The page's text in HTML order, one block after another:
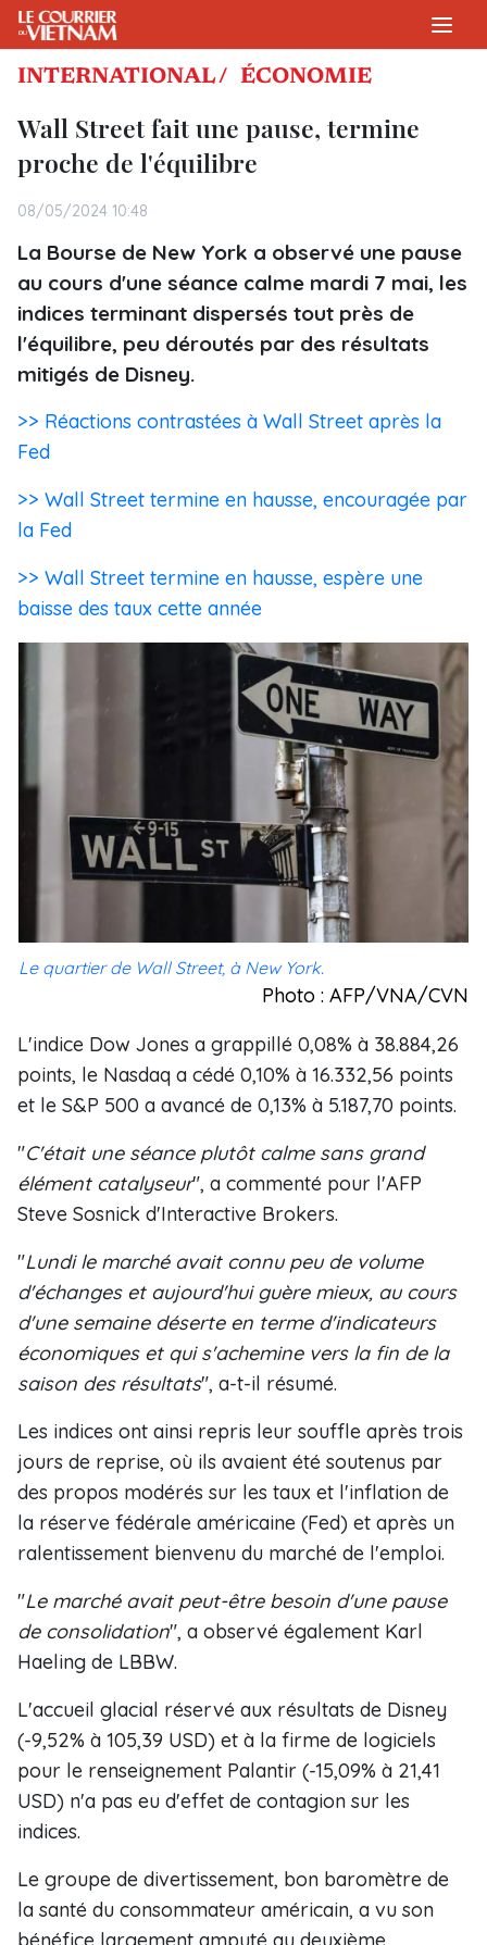
INTERNATIONAL / ÉCONOMIE
Wall Street fait une pause, termine
proche de l'équilibre
08/05/2024 10:48
La Bourse de New York a observé une pause
au cours d'une séance calme mardi 7 mai, les
indices terminant dispersés tout près de
l'équilibre, peu déroutés par des résultats
mitigés de Disney.
>> Réactions contrastées à Wall Street après la
Fed
>> Wall Street termine en hausse, encouragée par
la Fed
>> Wall Street termine en hausse, espère une
baisse des taux cette année
Le quartier de Wall Street, à New York.
Photo : AFP/VNA/CVN
L'indice Dow Jones a grappillé 0,08% à 38.884,26
points, le Nasdaq a cédé 0,10% à 16.332,56 points
et le S&P 500 a avancé de 0,13% à 5.187,70 points.
"C'était une séance plutôt calme sans grand
élément catalyseur", a commenté pour l'AFP
Steve Sosnick d'Interactive Brokers.
"Lundi le marché avait connu peu de volume
d'échanges et aujourd'hui guère mieux, au cours
d'une semaine déserte en terme d'indicateurs
économiques et qui s'achemine vers la fin de la
saison des résultats", a-t-il résumé.
Les indices ont ainsi repris leur souffle après trois
jours de reprise, où ils avaient été soutenus par
des propos modérés sur les taux et l'inflation de
la réserve fédérale américaine (Fed) et après un
ralentissement bienvenu du marché de l'emploi.
"Le marché avait peut-être besoin d'une pause
de consolidation", a observé également Karl
Haeling de LBBW.
L'accueil glacial réservé aux résultats de Disney
(-9,52% à 105,39 USD) et à la firme de logiciels
pour le renseignement Palantir (-15,09% à 21,41
USD) n'a pas eu d'effet de contagion sur les
indices.
Le groupe de divertissement, bon baromètre de
la santé du consommateur américain, a vu son